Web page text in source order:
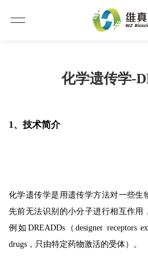
化学遗传学-
1、技术简介
化学遗传学是用遗传学方法对一些生
先前无法识别的小分子进行相互作用
例如DREADDs（designer receptors
drugs，只由特定药物激活的受体）。